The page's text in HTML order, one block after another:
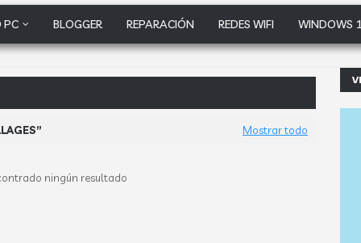
PC BLOGGER REPARACIÓN REDES WIFI WINDOWS
Mostrar todo
ningún resultado